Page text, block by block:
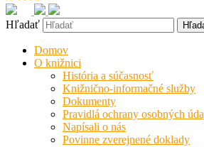
Hľadať
Domov
O knižnici
História a súčasnosť
Knižnično-informačné služby
Dokumenty
Pravidlá ochrany osobných
Napísali o nás
Povinne zverejnené doklady